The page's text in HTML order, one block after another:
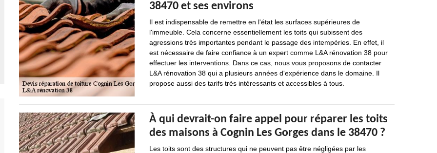
38470 et ses environs
Il est indispensable de remettre en l'état les surfaces supérieures de
l'immeuble. Cela concerne essentiellement les toits qui subissent des
agressions très importantes pendant le passage des intempéries. En effet, il
est nécessaire de faire confiance à un expert comme L&A rénovation 38 pour
effectuer les interventions. Dans ce cas, nous vous proposons de contacter
L&A rénovation 38 qui a plusieurs années d'expérience dans le domaine. Il
propose aussi des tarifs très intéressants et accessibles à tous.
À qui devrait-on faire appel pour réparer les toits
des maisons à Cognin Les Gorges dans le 38470 ?
Les toits sont des structures qui ne peuvent pas être négligées par les